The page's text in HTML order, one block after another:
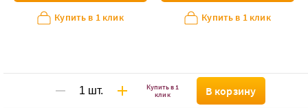
Купить в 1 клик Купить в 1 клик
Купить в 1
клик
В корзину